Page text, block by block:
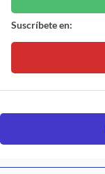
Suscríbete en: